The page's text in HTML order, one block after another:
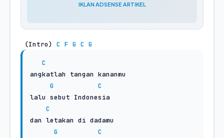
IKLAN ADSENSE ARTIKEL
(Intro) C F G C G
C
angkatlah tangan kananmu
G
C
lalu sebut Indonesia
C
dan letakan di dadamu
G
C